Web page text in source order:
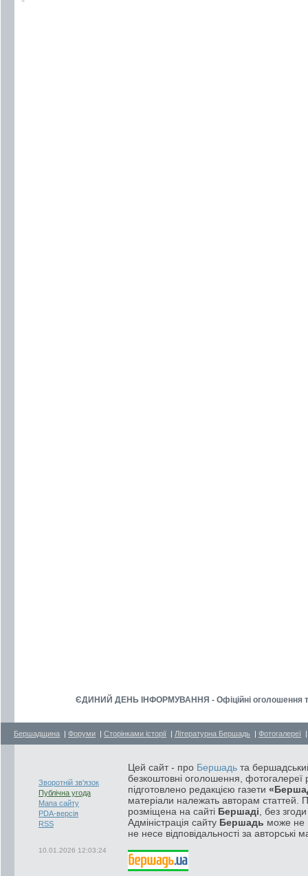
ЄДИНИЙ ДЕНЬ ІНФОРМУВАННЯ - Офіційні оголошення
Бершадщина | Форуми | Сторінками історії | Літературна Бершадь | Фотогалереї
Зворотній зв'язок
Публічна угода
Мапа сайту
PDA-версія
RSS
10.01.2026 12:03:24
Цей сайт - про Бершадь та
безкоштовні оголошення, фотогалереї
підготовлено редакцією газети
матеріали належать авторам статтей.
розміщена на сайті Бершаді , без
Адміністрація сайту Бершадь може не
не несе відповідальності за авторські